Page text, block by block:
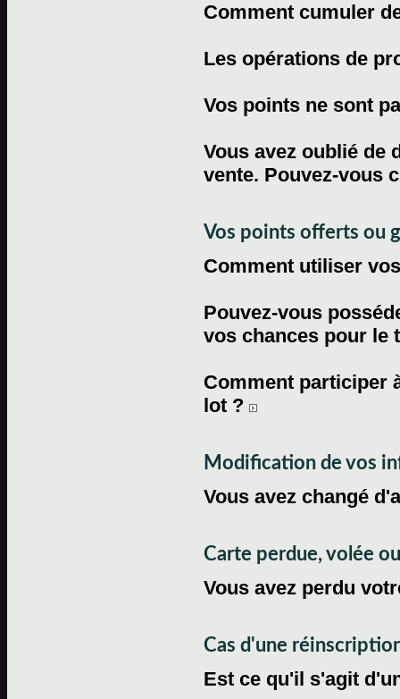
Comment cumuler
Les opérations de
Vos points ne sont
Vous avez oublié de
vente. Pouvez-vous
Vos points offerts ou
Comment utiliser
Pouvez-vous
vos chances pour le
Comment participer
lot ?
Modification de vos
Vous avez changé
Carte perdue, volée
Vous avez perdu
Cas d'une
Est ce qu'il s'agit